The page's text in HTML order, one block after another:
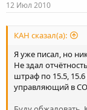
12 Июл 2010
КАН сказал(а):
Я уже писал, но
Не здал
штраф по 15.5,
управляющий в